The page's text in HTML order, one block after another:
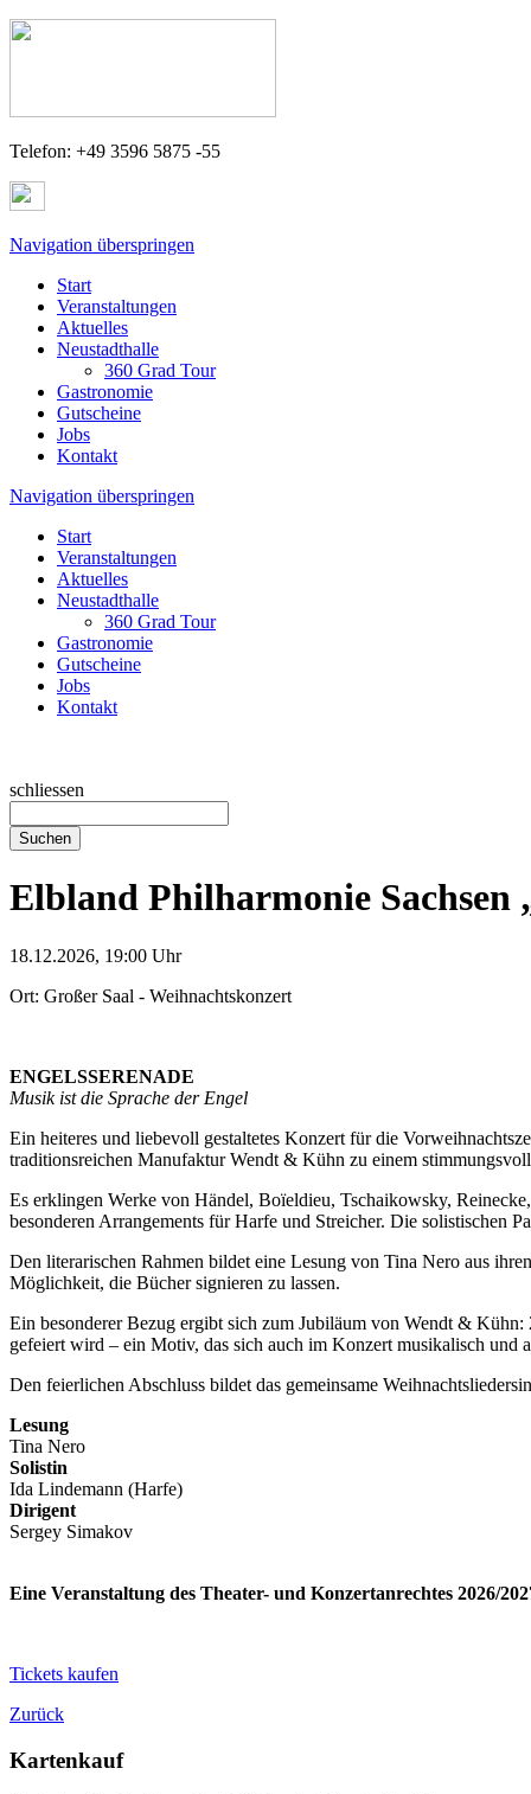
Telefon: +49 3596 5875 -55
Navigation überspringen
Start
Veranstaltungen
Aktuelles
Neustadthalle
360 Grad Tour
Gastronomie
Gutscheine
Jobs
Kontakt
Navigation überspringen
Start
Veranstaltungen
Aktuelles
Neustadthalle
360 Grad Tour
Gastronomie
Gutscheine
Jobs
Kontakt
schliessen
Suchen
Elbland Philharmonie Sachsen
18.12.2026, 19:00 Uhr
Ort: Großer Saal - Weihnachtskonzert
ENGELSSERENADE
Musik ist die Sprache der Engel
Ein heiteres und liebevoll gestaltetes Konzert für die
traditionsreichen Manufaktur Wendt & Kühn zu einem
Es erklingen Werke von Händel, Boïeldieu, Tschaikowsky,
besonderen Arrangements für Harfe und Streicher. Die solistischen
Den literarischen Rahmen bildet eine Lesung von Tina Nero aus
Möglichkeit, die Bücher signieren zu lassen.
Ein besonderer Bezug ergibt sich zum Jubiläum von Wendt &
gefeiert wird – ein Motiv, das sich auch im Konzert musikalisch und
Den feierlichen Abschluss bildet das gemeinsame
Lesung
Tina Nero
Solistin
Ida Lindemann (Harfe)
Dirigent
Sergey Simakov
Eine Veranstaltung des Theater- und Konzertanrechtes 2026/
Tickets kaufen
Zurück
Kartenkauf